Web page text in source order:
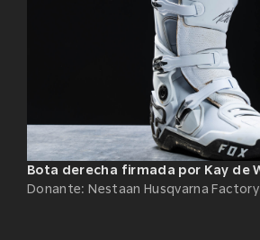
Bota derecha firmada por Kay de
Donante:Nestaan Husqvarna Factory